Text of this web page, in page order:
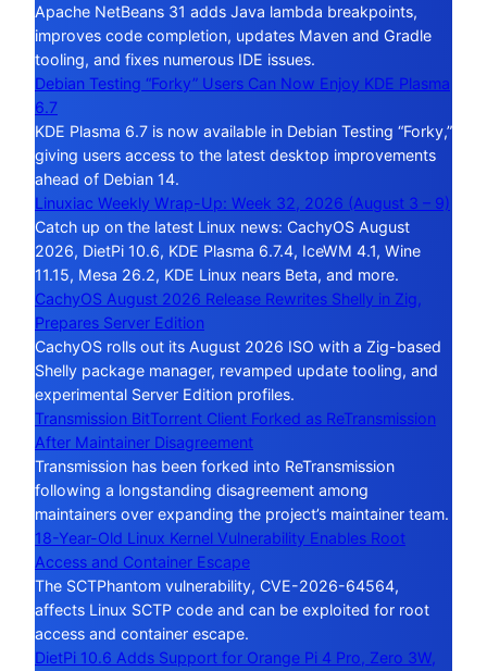
Apache NetBeans 31 adds Java lambda breakpoints,
improves code completion, updates Maven and Gradle
tooling, and fixes numerous IDE issues.
Debian Testing “Forky” Users Can Now Enjoy KDE Plasma
6.7
KDE Plasma 6.7 is now available in Debian Testing “Forky,”
giving users access to the latest desktop improvements
ahead of Debian 14.
Linuxiac Weekly Wrap-Up: Week 32, 2026 (August 3 – 9)
Catch up on the latest Linux news: CachyOS August
2026, DietPi 10.6, KDE Plasma 6.7.4, IceWM 4.1, Wine
11.15, Mesa 26.2, KDE Linux nears Beta, and more.
CachyOS August 2026 Release Rewrites Shelly in Zig,
Prepares Server Edition
CachyOS rolls out its August 2026 ISO with a Zig-based
Shelly package manager, revamped update tooling, and
experimental Server Edition profiles.
Transmission BitTorrent Client Forked as ReTransmission
After Maintainer Disagreement
Transmission has been forked into ReTransmission
following a longstanding disagreement among
maintainers over expanding the project’s maintainer team.
18-Year-Old Linux Kernel Vulnerability Enables Root
Access and Container Escape
The SCTPhantom vulnerability, CVE-2026-64564,
affects Linux SCTP code and can be exploited for root
access and container escape.
DietPi 10.6 Adds Support for Orange Pi 4 Pro, Zero 3W,